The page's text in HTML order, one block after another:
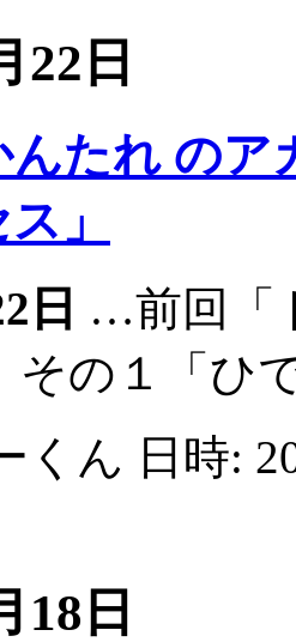
22日
んたれ の
」
日 …前回「
その１「ひ
くん 日時:
18日